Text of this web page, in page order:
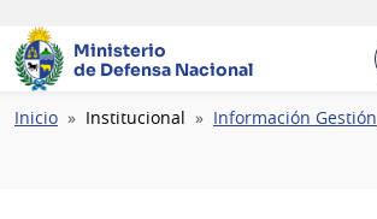
Ministerio
de Defensa Nacional
Ruta
Inicio Institucional Información Gestión